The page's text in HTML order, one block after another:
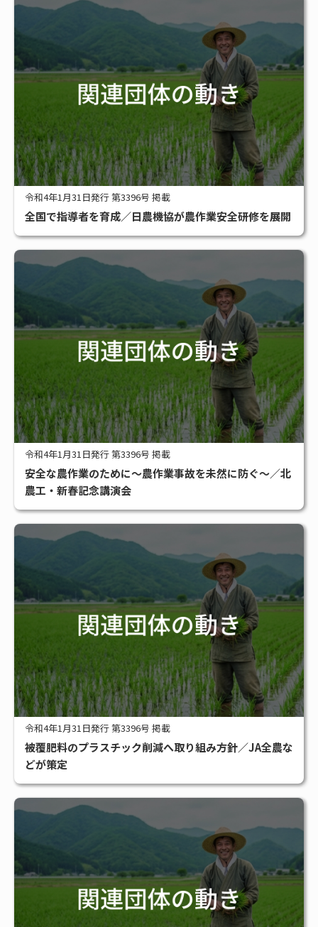
令和4年1月31日発行 第3396号 掲載
全国で指導者を育成／日農機協が農作業安全研修を展開
令和4年1月31日発行 第3396号 掲載
安全な農作業のために～農作業事故を未然に防ぐ～／北
農工・新春記念講演会
令和4年1月31日発行 第3396号 掲載
被覆肥料のプラスチック削減へ取り組み方針／JA全農な
どが策定